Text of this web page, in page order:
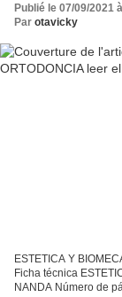
Publié le 07/09/2021
Par otavicky
ESTETICA Y
Ficha técnica
NANDA Número de